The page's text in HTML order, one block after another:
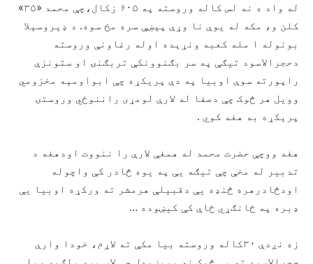
له واد ه نه لس کاله وروسته په ۶۰۵ زکال،چې محمد «۳۵»
کلن و، مکه له یوې نا وړې پېښې سره مخ سوه. د ډېروسېلا
بونوله ا مله کعبه ونړېده اوله رغاونې وروسته
دحجرالاسود تیګې په سر بګنوونکې تربګنۍ او ستونزې
راپورته سوې اوبیا په دې پریکړه چې ابواومېه مخزومي
وویل هر څوک چې دصفا له لارې لومړی راننوځي وروستۍ
پرېکړه به هغه کوي .
هغه ووچې حضرت محمد له همغې لارې را ننووت اودهغه د
تدبیر له مخې چې تیګه یې په یوه څادر کې واچوله
اودڅادرهره څنډه یې دقبیلې هرمشر ته ورکړه اوبیا یې
ډبره په ځانګړي ځاې کې کیښوده …
زه نږدې ۳۰کاله وروسته بیا مکې ته لاړم، خودا وارې